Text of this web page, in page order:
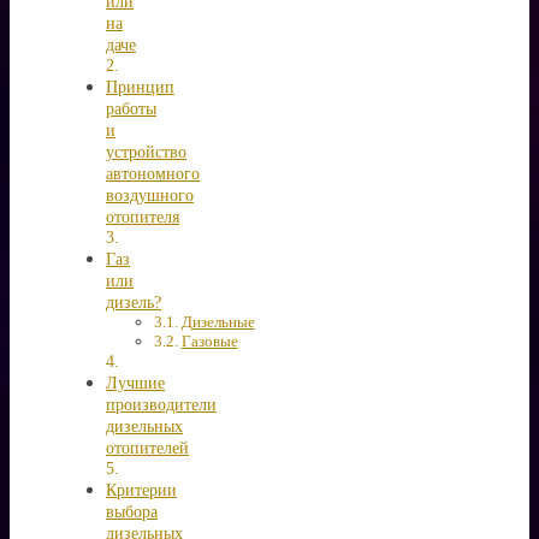
на
даче
Принцип
работы
и
устройство
автономного
воздушного
отопителя
Газ
или
дизель?
Дизельные
Газовые
Лучшие
производители
дизельных
отопителей
Критерии
выбора
дизельных